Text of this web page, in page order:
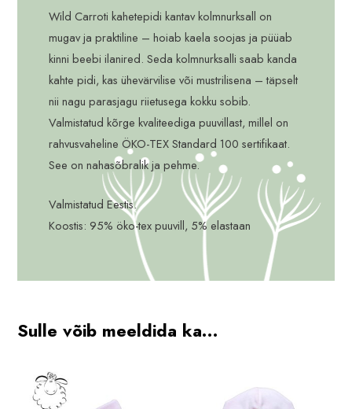
Wild Carroti kahetepidi kantav kolmnurksall on
mugav ja praktiline – hoiab kaela soojas ja püüab
kinni beebi ilanired. Seda kolmnurksalli saab kanda
kahte pidi, kas ühevärvilise või mustrilisena – täpselt
nii nagu parasjagu riietusega kokku sobib.
Valmistatud kõrge kvaliteediga puuvillast, millel on
rahvusvaheline ÖKO-TEX Standard 100 sertifikaat.
See on nahasõbralik ja pehme.
Valmistatud Eestis.
Koostis: 95% öko-tex puuvill, 5% elastaan
Sulle võib meeldida ka…